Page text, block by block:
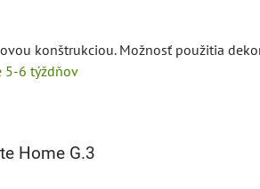
konštrukciou. Možnosť použitia
5-6 týždňov
Home G.3